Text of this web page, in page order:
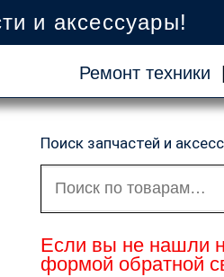
и аксессуары!
Ремонт техники
Поиск запчастей и
Искать:
Если вы не нашли
формой обратной